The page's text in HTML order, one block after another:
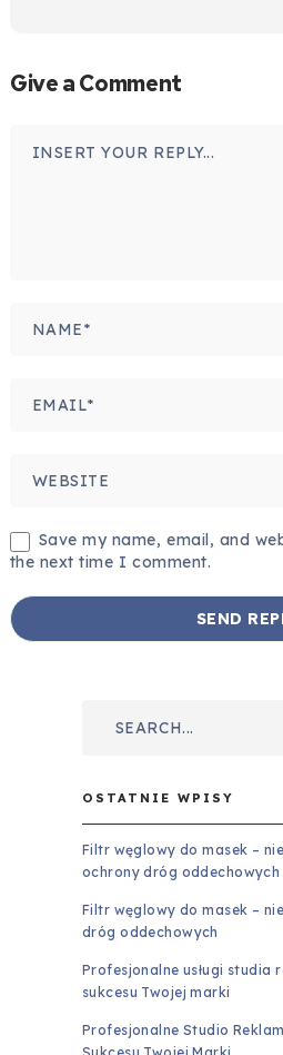
Give a Comment
Save my name, email, and
the next time I comment.
OSTATNIE WPISY
Filtr węglowy do masek –
ochrony dróg oddechowych
Filtr węglowy do masek –
dróg oddechowych
Profesjonalne usługi studia
sukcesu Twojej marki
Profesjonalne Studio